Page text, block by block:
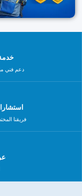
دعم فني
فريقنا